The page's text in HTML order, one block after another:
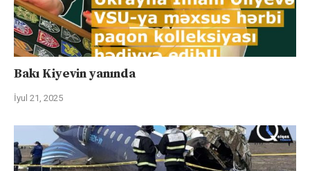
Bakı Kiyevin yanında
İyul 21, 2025